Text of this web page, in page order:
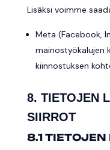
Lisäksi voimme
Meta (Facebook,
mainostyökalujen
kiinnostuksen
8. TIETOJEN
SIIRROT
8.1 TIETOJEN